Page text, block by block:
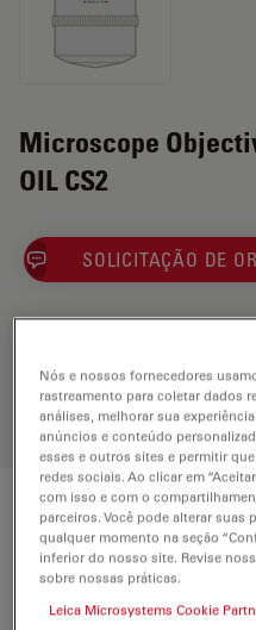
Microscope
OIL CS2
SOLICITAÇÃO DE
our
your
Technical Specs
Product Number
Nós e nossos fornecedores
rastreamento para coletar dados
análises, melhorar sua
anúncios e conteúdo
esses e outros sites e permitir
redes sociais. Ao clicar em
com isso e com o
parceiros. Você pode alterar
qualquer momento na seção
inferior do nosso site. Revise
sobre nossas práticas.
Leica Microsystems Cookie